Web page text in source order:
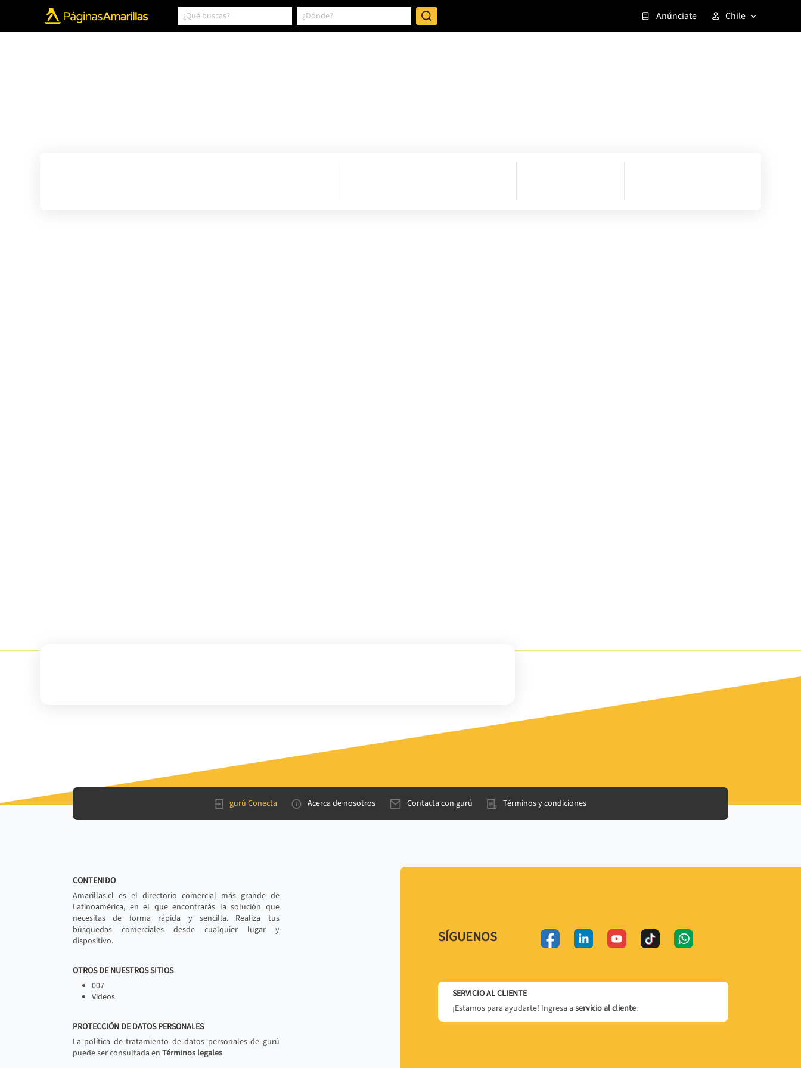
Anúnciate Chile
gurú Conecta Acerca de nosotros Contacta con gurú Términos y condiciones
CONTENIDO
Amarillas.cl es el directorio comercial más grande de
Latinoamérica, en el que encontrarás la solución que
necesitas de forma rápida y sencilla. Realiza tus
búsquedas comerciales desde cualquier lugar y
dispositivo.
OTROS DE NUESTROS SITIOS
007
Videos
PROTECCIÓN DE DATOS PERSONALES
La política de tratamiento de datos personales de gurú
puede ser consultada en Términos legales.
SÍGUENOS
SERVICIO AL CLIENTE
¡Estamos para ayudarte! Ingresa a servicio al cliente.